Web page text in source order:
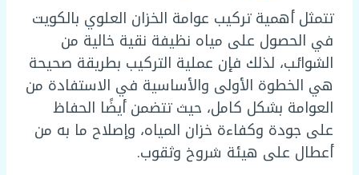
تتمثل أهمية تركيب عوامة الخزان العلوي بالكويت
في الحصول على مياه نظيفة نقية خالية من
الشوائب، لذلك فإن عملية التركيب بطريقة صحيحة
هي الخطوة الأولى والأساسية في الاستفادة من
العوامة بشكل كامل، حيث تتضمن أيضًا الحفاظ
على جودة وكفاءة خزان المياه، وإصلاح ما به من
أعطال على هيئة شروخ وثقوب.